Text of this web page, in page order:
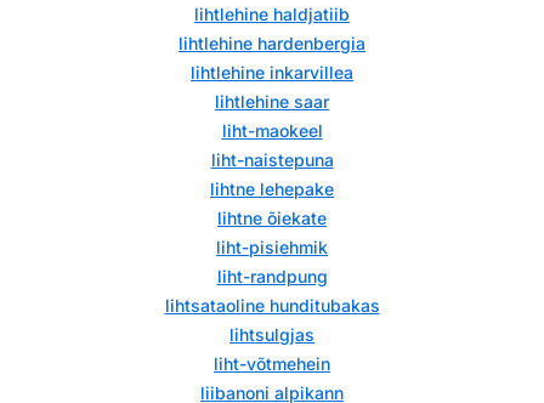
lihtlehine haldjatiib
lihtlehine hardenbergia
lihtlehine inkarvillea
lihtlehine saar
liht-maokeel
liht-naistepuna
lihtne lehepake
lihtne õiekate
liht-pisiehmik
liht-randpung
lihtsataoline hunditubakas
lihtsulgjas
liht-võtmehein
liibanoni alpikann